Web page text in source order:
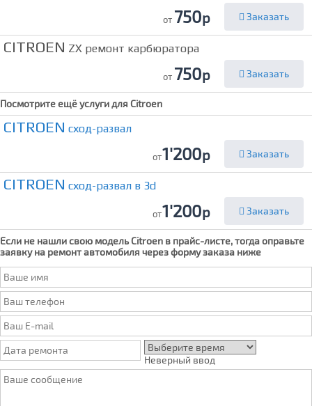
от 750р Заказать
CITROEN ZX ремонт карбюратора
от 750р Заказать
Посмотрите ещё услуги для Citroen
CITROEN сход-развал
от1'200р Заказать
CITROEN сход-развал в 3d
от1'200р Заказать
Если не нашли свою модельCitroen в прайс-листе, тогда оправьте
заявку на ремонт автомобиля через форму заказа ниже
Неверный ввод